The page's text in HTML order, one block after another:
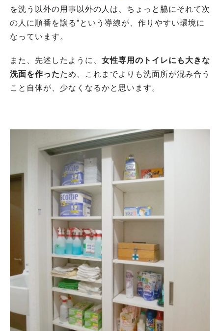
を洗う以外の用事以外の人は、ちょっと脇にそれて次
の人に順番を譲る”という導線が、作りやすい環境に
なっています。
また、先述したように、 女性専用のトイレにも大きな
洗面を作ったため、これまでよりも洗面所が混み合う
こと自体が、少なくなるかと思います。